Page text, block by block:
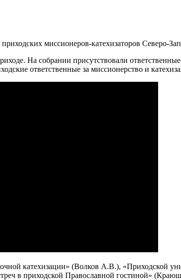
миссионеров-катехизаторов Северо-
На собрании присутствовали
ответственные за миссионерство и
катехизации» (Волков А.В.), «Приходской
в приходской Православной гостиной»